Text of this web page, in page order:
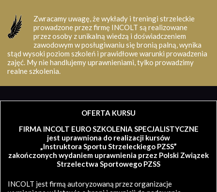
Zwracamy uwagę, że wykłady i treningi strzeleckie
prowadzone przez firmę INCOLT są realizowane
przez osoby z unikalną wiedzą i doświadczeniem
zawodowym w posługiwaniu się bronią palną, wynika
stąd wysoki poziom szkoleń i prawidłowe warunki prowadzenia
zajęć. My nie handlujemy uprawnieniami, tylko prowadzimy
realne szkolenia.
OFERTA KURSU
FIRMA INCOLT EURO SZKOLENIA SPECJALISTYCZNE
jest uprawniona do realizacji kursów
„Instruktora Sportu Strzeleckiego PZSS”
zakończonych wydaniem uprawnienia przez Polski Związek
Strzelectwa Sportowego PZSS
INCOLT jest firmą autoryzowaną przez organizacje